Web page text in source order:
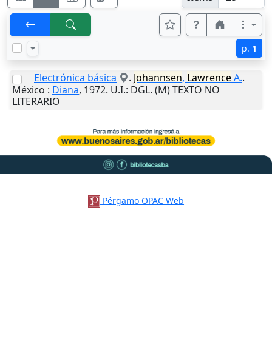
p. 1
Electrónica básica . Johannsen, LawrenceA..
México : Diana, 1972. U.I.: DGL. (M) TEXTO NO
LITERARIO
Pérgamo OPAC Web